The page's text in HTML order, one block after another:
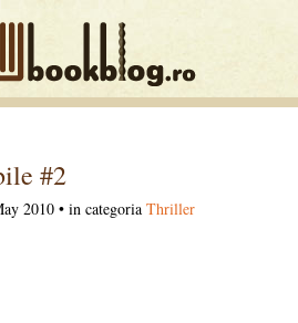
#2
2010 • in categoria Thriller